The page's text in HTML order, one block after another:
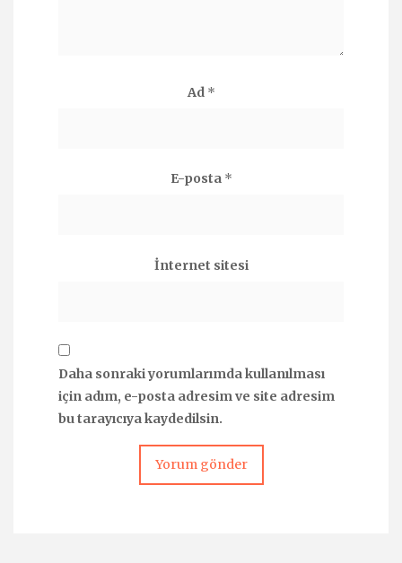
Ad *
E-posta *
İnternet sitesi
Daha sonraki yorumlarımda kullanılması
için adım, e-posta adresim ve site adresim
bu tarayıcıya kaydedilsin.